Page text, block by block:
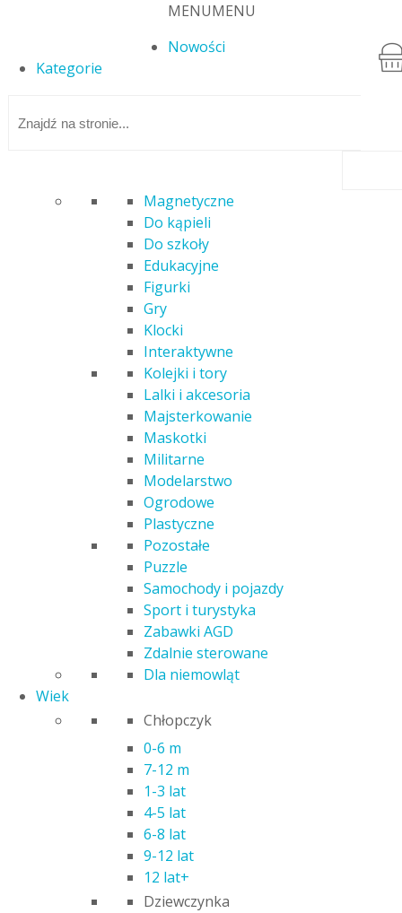
MENUMENU
Nowości
Kategorie
Magnetyczne
Do kąpieli
Do szkoły
Edukacyjne
Figurki
Gry
Klocki
Interaktywne
Kolejki i tory
Lalki i akcesoria
Majsterkowanie
Maskotki
Militarne
Modelarstwo
Ogrodowe
Plastyczne
Pozostałe
Puzzle
Samochody i pojazdy
Sport i turystyka
Zabawki AGD
Zdalnie sterowane
Dla niemowląt
Wiek
Chłopczyk
0-6 m
7-12 m
1-3 lat
4-5 lat
6-8 lat
9-12 lat
12 lat+
Dziewczynka
Figurki / KOOKYLOOS MERMAID SYRENKA JEWEL
KOOKYLOOS MERMAID SYRENKA
JEWEL
Poprzednia najniższa cena:80,00
Czas realizacji zamówienia: 24h
Lalki i akcesoria